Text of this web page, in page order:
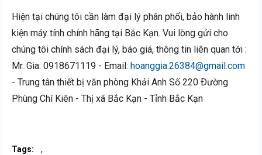
Hiện tại chúng tôi cần làm đại lý phân phối, bảo hành linh
kiện máy tính chính hãng tại Bắc Kạn. Vui lòng gửi cho
chúng tôi chính sách đại lý, báo giá, thông tin liên quan tới :
Mr. Gia: 0918671119 - Email: hoanggia.26384@gmail.com
- Trung tân thiết bị văn phòng Khải Anh Số 220 Ðường
Phùng Chí Kiên - Thị xã Bắc Kạn - Tỉnh Bắc Kạn
Tags:
,